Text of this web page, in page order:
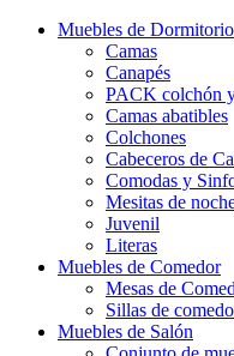
Muebles de Dormitorio
Camas
Canapés
PACK colchón
Camas abatibles
Colchones
Cabeceros de
Comodas y
Mesitas de
Juvenil
Literas
Muebles de Comedor
Mesas de
Sillas de
Muebles de Salón